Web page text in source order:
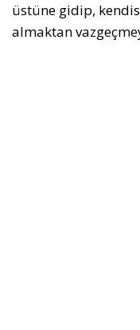
üstüne gidip,
almaktan